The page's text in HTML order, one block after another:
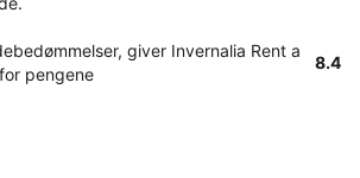
giver Invernalia Rent a
pengene
8.4